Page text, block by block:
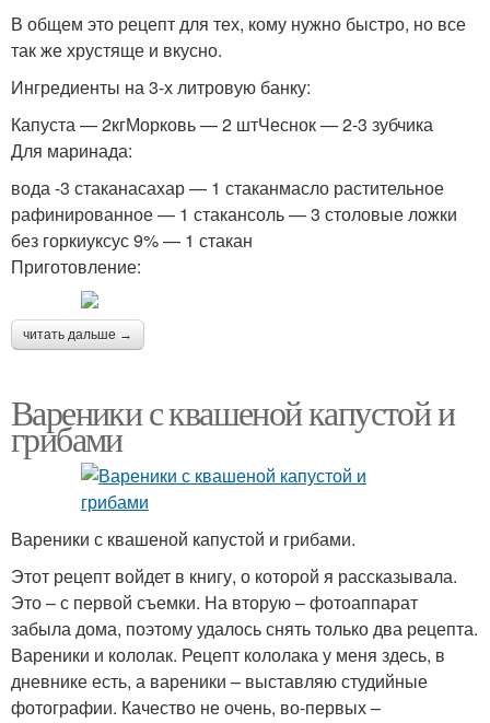
В общем это рецепт для тех, кому нужно быстро, но все
так же хрустяще и вкусно.
Ингредиенты на 3-х литровую банку:
Капуста — 2кгМорковь — 2 штЧеснок — 2-3 зубчика
Для маринада:
вода -3 стаканасахар — 1 стаканмасло растительное
рафинированное — 1 стакансоль — 3 столовые ложки
без горкиуксус 9% — 1 стакан
Приготовление:
читать дальше →
Вареники с квашеной капустой и
грибами
Вареники с квашеной капустой и грибами.
Этот рецепт войдет в книгу, о которой я рассказывала.
Это – с первой съемки. На вторую – фотоаппарат
забыла дома, поэтому удалось снять только два рецепта.
Вареники и кололак. Рецепт кололака у меня здесь, в
дневнике есть, а вареники – выставляю студийные
фотографии. Качество не очень, во-первых –